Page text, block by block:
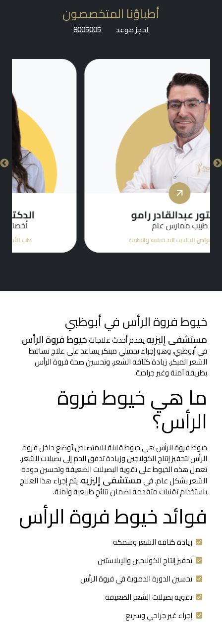
أطباؤنا المتخصصون
احجز موعد 8005005
الدكتورة هيام عطا جبلي
أخصائي طب الأمراض الجلدية
طب الأمراض الجلدية التجميلية والطبية
خيوط فروة الرأس في أبوظبي
مستشفى إليزيهيقدم أحدث علاجاتخيوط فروة الرأس
في أبوظبي، وهو إجراء تجميلي مبتكر يساعد على علاج تساقط
الشعر المبكر، زيادة كثافة الشعر، وتحسين صحة فروة الرأس
بطريقة آمنة وغير جراحية.
ما هي خيوط فروة
الرأس؟
خيوط فروة الرأس هي خيوط قابلة للامتصاص تُوضع داخل فروة
الرأس لتحفيز إنتاج الكولاجين وزيادة تدفق الدم إلى بصيلات الشعر.
تعمل هذه الخيوط على تقوية البصيلات الضعيفة وتحسين جودة
الشعر بشكل عام. فيمستشفى إليزيه، يتم إجراء هذا العلاج
باستخدام تقنيات متقدمة لضمان نتائج طبيعية وآمنة.
فوائد خيوط فروة الرأس
زيادة كثافة الشعر وسمكه
تحفيز إنتاج الكولاجين والإيلاستين
تحسين الدورة الدموية في فروة الرأس
تقوية بصيلات الشعر الضعيفة
إجراء غير جراحي وسريع